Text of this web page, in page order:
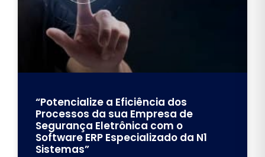
“Potencialize a Eficiência dos
Processos da sua Empresa de
Segurança Eletrônica com o
Software ERP Especializado da N1
Sistemas”